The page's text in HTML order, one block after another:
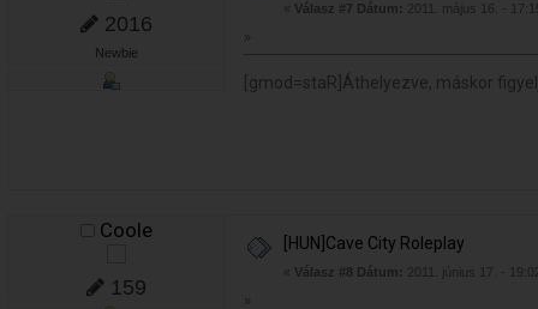
2016
Newbie
« Válasz #7 Dátum:
2011. május 16. -
»
[gmod=staR]Áthelyezve, máskor
Coole
159
[HUN]Cave City Roleplay
« Válasz #8 Dátum:
2011. június 17. -
»